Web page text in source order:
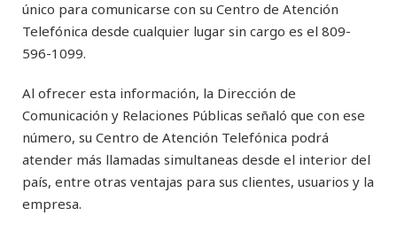
único para comunicarse con su Centro de Atención
Telefónica desde cualquier lugar sin cargo es el 809-
596-1099.
Al ofrecer esta información, la Dirección de
Comunicación y Relaciones Públicas señaló que con ese
número, su Centro de Atención Telefónica podrá
atender más llamadas simultaneas desde el interior del
país, entre otras ventajas para sus clientes, usuarios y la
empresa.